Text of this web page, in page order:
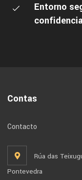
Entorno
Contas
Contacto
Rúa das
Pontevedra